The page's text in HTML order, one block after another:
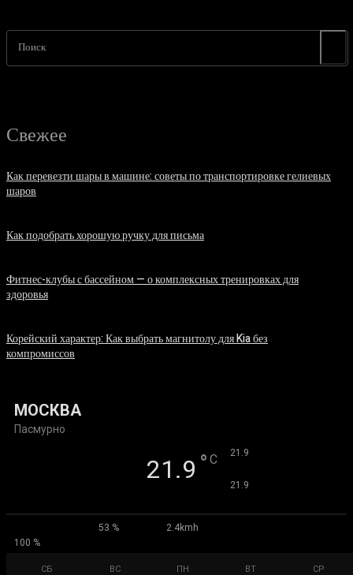
Поиск
Свежее
Как перевезти шары в машине: советы по транспортировке гелиевых
шаров
Как подобрать хорошую ручку для письма
Фитнес-клубы с бассейном — о комплексных тренировках для
здоровья
Корейский характер: Как выбрать магнитолу для Kia без
компромиссов
МОСКВА
Пасмурно
21.9 ° C 21.9
21.9
53 %
2.4kmh
100 %
СБ ВС ПН ВТ СР